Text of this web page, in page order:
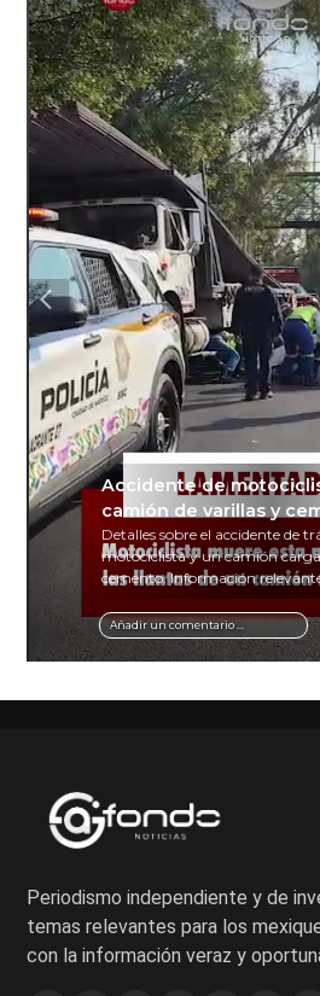
Añadir un comentario ...
Accidente de
camión de varillas y
Detalles sobre el accidente de
motociclista y un camión
cemento. Información
vial y recomendaciones para
Periodismo independiente y de
temas relevantes para los
con la información veraz y